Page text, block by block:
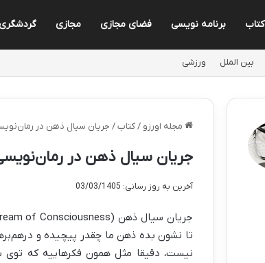
کتاب برنامه نویسی فضای مجازی مجازی گردشگری
بین الملل ورزشی
مجله اورزو /کتاب/ جریان سیال ذهن در
جریان سیال ذهن در
آخرین به روز رسانی: 03/03/1405
تا نشون بده ذهن ما چقدر پیچیده و
نیست، دقیقا مثل همون فکرهاییه که